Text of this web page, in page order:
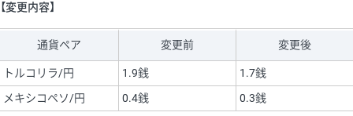
【変更内容】
通貨ペア 変更前 変更後
トルコリラ/円 1.9銭
1.7銭
メキシコペソ/円
0.4銭 0.3銭